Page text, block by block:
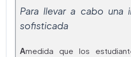
Para llevar a cabo una
sofisticada
Amedida que los